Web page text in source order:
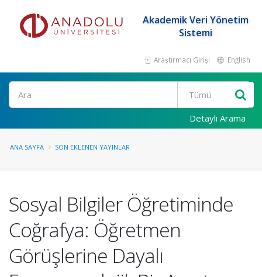
Akademik Veri Yönetim
Sistemi
Araştırmacı Girişi English
Ara
Detaylı Arama
ANA SAYFA SON EKLENEN YAYINLAR
Sosyal Bilgiler Öğretiminde
Coğrafya: Öğretmen
Görüşlerine Dayalı